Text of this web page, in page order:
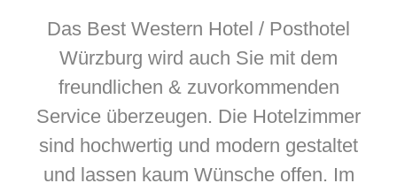
Das Best Western Hotel / Posthotel
Würzburg wird auch Sie mit dem
freundlichen & zuvorkommenden
Service überzeugen. Die Hotelzimmer
sind hochwertig und modern gestaltet
und lassen kaum Wünsche offen. Im